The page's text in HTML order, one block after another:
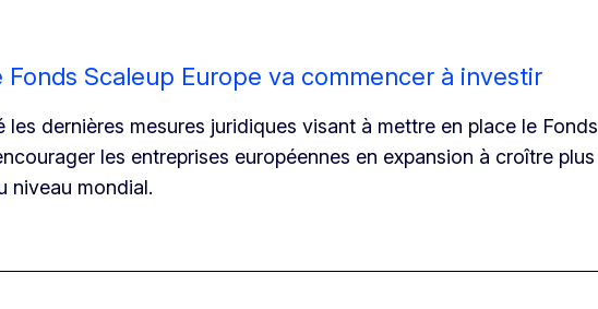
Scaleup Europe va commencer à investir
les dernières mesures juridiques visant à mettre en place le Fonds
les entreprises européennes en expansion à croître plus
niveau mondial.